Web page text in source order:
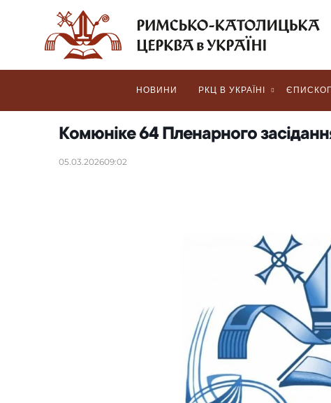
НОВИНИ РКЦ В УКРАЇНІ
Комюніке 64 Пленарного
05.03.202609:02